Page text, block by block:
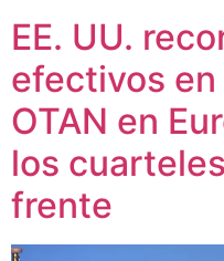
EE. UU.
efectivos
OTAN en
los
frente